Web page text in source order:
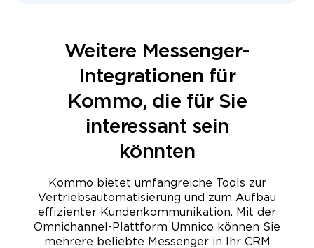
Weitere Messenger-
Integrationen für
Kommo, die für Sie
interessant sein
könnten
Kommo bietet umfangreiche Tools zur
Vertriebsautomatisierung und zum Aufbau
effizienter Kundenkommunikation. Mit der
Omnichannel-Plattform Umnico können Sie
mehrere beliebte Messenger in Ihr CRM